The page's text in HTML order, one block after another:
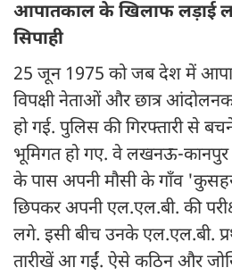
आपातकाल के खिलाफ लड़ाई
सिपाही
25 जून 1975 को जब देश में
विपक्षी नेताओं और छात्र
हो गई. पुलिस की गिरफ्तारी से
भूमिगत हो गए. वे लखनऊ-कानपुर
के पास अपनी मौसी के गाँव
छिपकर अपनी एल.एल.बी. की
लगे. इसी बीच उनके एल.एल.बी.
तारीखें आ गईं. ऐसे कठिन और